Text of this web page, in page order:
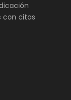
con citas